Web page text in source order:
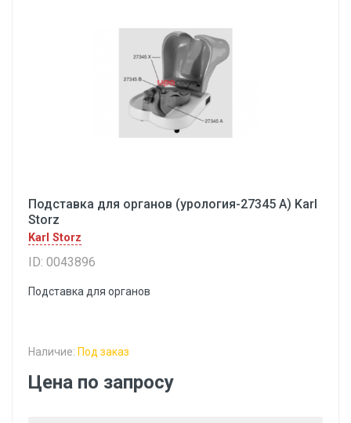
Подставка для органов (урология-27345 А) Karl
Storz
Karl Storz
ID: 0043896
Подставка для органов
Наличие: Под заказ
Цена по запросу